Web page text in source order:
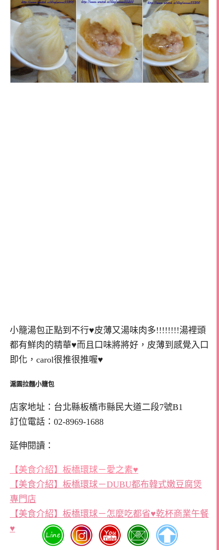
小籠湯包正點到不行♥皮薄又湯味肉多!!!!!!!!湯裡頭
都有鮮肉的精華♥而且口味將將好，皮薄到感覺入口
即化，carol很推很推喔♥
滬園拉麵小籠包
店家地址：台北縣板橋市縣民大道二段7號B1
訂位電話：02-8969-1688
延伸閱讀：
【美食介紹】板橋環球－愛之素♥
【美食介紹】板橋環球－DUBU都布韓式嫩豆腐煲
專門店
【美食介紹】板橋環球－怎麼吃都省♥乾杯商業午餐
♥